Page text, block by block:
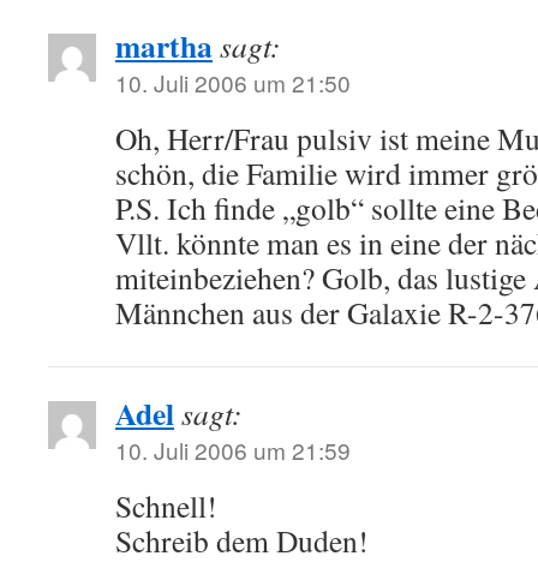
marthasagt:
10. Juli 2006 um 21:50
Oh, Herr/Frau pulsiv ist meine
schön, die Familie wird immer
P.S. Ich finde „golb“ sollte eine
Vllt. könnte man es in eine der
miteinbeziehen? Golb, das
Männchen aus der Galaxie R-2-
Adelsagt:
10. Juli 2006 um 21:59
Schnell!
Schreib dem Duden!